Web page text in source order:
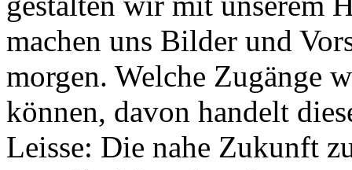
machen uns Bilder und
morgen. Welche Zugänge
können, davon handelt
Leisse: Die nahe Zukunft